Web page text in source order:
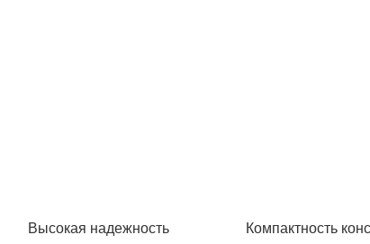
Высокая надежность Компактность